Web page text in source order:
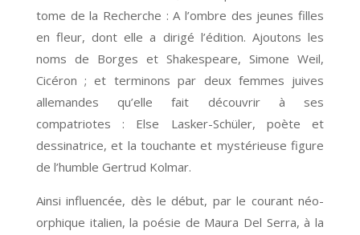
tome de la Recherche : A l’ombre des jeunes filles
en fleur, dont elle a dirigé l’édition. Ajoutons les
noms de Borges et Shakespeare, Simone Weil,
Cicéron ; et terminons par deux femmes juives
allemandes qu’elle fait découvrir à ses
compatriotes : Else Lasker-Schüler, poète et
dessinatrice, et la touchante et mystérieuse figure
de l’humble Gertrud Kolmar.
Ainsi influencée, dès le début, par le courant néo-
orphique italien, la poésie de Maura Del Serra, à la